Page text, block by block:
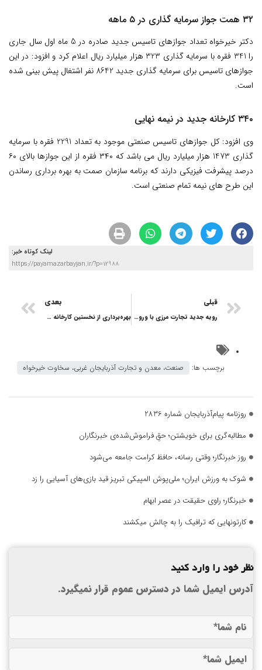
۳۲ همت جواز سرمایه گذاری در ۵ ماهه
دکتر خیرخواه تعداد جوازهای تاسیس جدید صادره در 5 ماه اول سال جاری
را 341 فقره با سرمایه گذاری 323 هزار میلیارد ریال اعلام کرد و افزود: در این
جوازهای تاسیس برای سرمایه گذاری جدید 8642 نفر اشتغال پیش بینی شده
است.
۳۴۰ کارخانه جدید در نیمه نهایی
وی افزود: کل جوازهای تاسیس صنعتی موجود به تعداد 2291 فقره با سرمایه
گذاری 1473 هزار میلیارد ریال می باشد که ۳۴۰ فقره از این جوازها بالای ۶۰
درصد پیشرفت فیزیکی دارند که برنامه سازمان صمت به بهره برداری رساندن
این طرح های نیمه تمام صنعتی است.
لینک کوتاه خبر:
https://payamazarbayjan.ir/?p=12988
قبلی
رویه جدید تجارت مرزی با ورود اولین محموله بزرگ به ثمر نشست
بعدی
بهره‌برداری از نخستین کارخانه ذوب آهن مراغه
برچسب ها: صنعت، معدن و تجارت آذربایجان غربی، سخاوت خیرخواه
روزنامه پیام‌آذربایجان شماره 2836
مطالبه‌گری برای خویشتن؛ حقِ فراموش‌شده‌ی خبرنگاران
روز خبرنگار؛ وقتی رسانه، حافظ کرامت جامعه می‌شود
شوک به ورزش ایران؛ ملی‌پوش المپیکی تبریز قید بازی‌های آسیایی را زد
خبرنگار؛ راوی حقیقت در عصر ابهام
کارتونهایی که ترافیک را به چالش میکشند
نظر خود را وارد کنید
آدرس ایمیل شما در دسترس عموم قرار نمیگیرد.